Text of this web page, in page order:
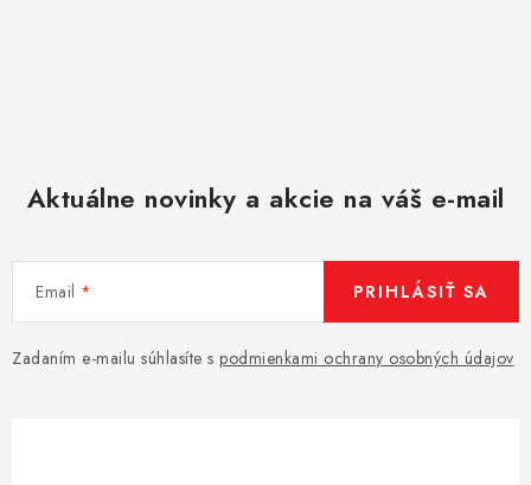
Aktuálne novinky a akcie na váš e-mail
Email
Zadaním e-mailu súhlasíte s podmienkami ochrany osobných údajov
PRIHLÁSIŤ SA